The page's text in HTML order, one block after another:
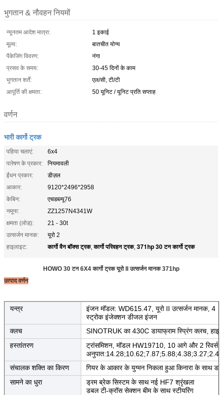
भुगतान & नौवहन नियमों
न्यूनतम आदेश मात्रा:
1 इकाई
मूल्य:
बातचीत योग्य
पैकेजिंग विवरण:
नंगा
प्रसव के समय:
30-45 दिनों के काम
भुगतान शर्तें:
एल/सी, टी/टी
आपूर्ति की क्षमता:
50 यूनिट / यूनिट प्रति सप्ताह
वर्णन
भारी कार्गो ट्रक
पहिया चलाएं:
6x4
पारेषण के प्रकार:
नियमावली
ईंधन प्रकार:
डीज़ल
आकार:
9120*2496*2958
केबिन:
एचडब्ल्यू76
नमूना:
ZZ1257N4341W
क्षमता (लोड):
21 - 30t
उत्सर्जन मानक:
यूरो 2
हाइलाइट:
कार्गो वैन बॉक्स ट्रक,कार्गो परिवहन ट्रक, 371hp 30 टन कार्गो ट्रक
HOWO 30 टन 6X4 कार्गो ट्रक यूरो II उत्सर्जन मानक 371hp
उत्पाद वर्णन
यन्त्र
इंजन मॉडल: WD615.47, यूरो II उत्सर्जन मानक, 4
स्ट्रोक इंजेक्शन डीजल इंजन
क्लच
SINOTRUK का 430C डायाफ्राम स्प्रिंग क्लच,
हस्तांतरण
ट्रांसमिशन, मॉडल HW19710, 10 आगे और 2 रिवर्स
संचालक शक्ति का किरण
गियर के आकार के युग्मन निकला हुआ किनारा के साथ
सामने का धुरा
ड्रम ब्रेक सिस्टम के साथ नई HF7 श्रृंखला
डबल टी-क्रॉस सेक्शन बीम के साथ स्टीयरिंग